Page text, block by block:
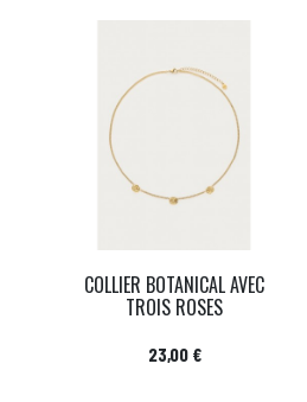
COLLIER BOTANICAL AVEC
TROIS ROSES
Prix
23,00 €